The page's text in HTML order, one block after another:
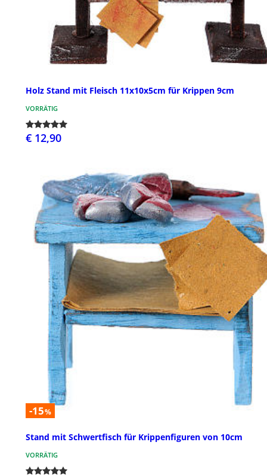
Holz Stand mit Fleisch 11x10x5cm für Krippen 9cm
VORRÄTIG
€ 12,90
-15%
Stand mit Schwertfisch für Krippenfiguren von 10cm
VORRÄTIG